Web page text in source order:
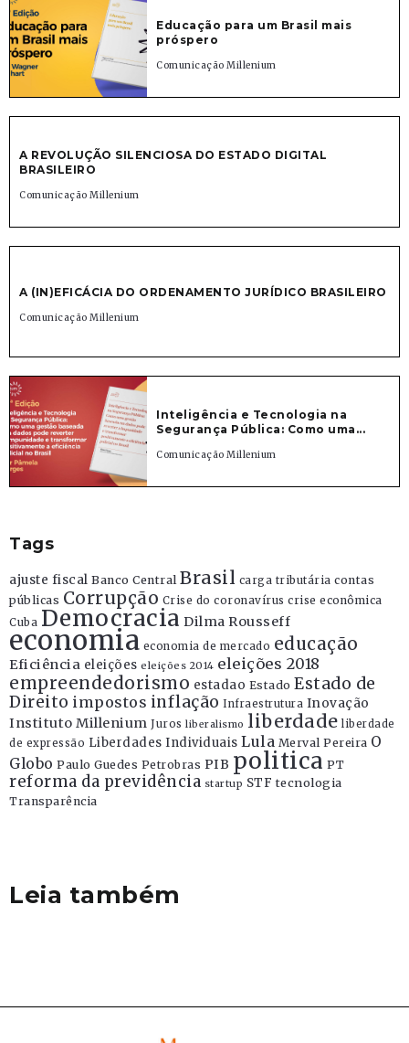
Educação para um Brasil mais
próspero
Comunicação Millenium
A REVOLUÇÃO SILENCIOSA DO ESTADO DIGITAL
BRASILEIRO
Comunicação Millenium
A (IN)EFICÁCIA DO ORDENAMENTO JURÍDICO BRASILEIRO
Comunicação Millenium
Inteligência e Tecnologia na
Segurança Pública: Como uma...
Comunicação Millenium
Tags
ajuste fiscal Banco Central Brasil carga tributária contas
públicas Corrupção Crise do coronavírus crise econômica
Cuba Democracia Dilma Rousseff
economia economia de mercado educação
Eficiência eleições eleições 2014 eleições 2018
empreendedorismo estadao Estado Estado de
Direito impostos inflação Infraestrutura Inovação
Instituto Millenium Juros liberalismo liberdade liberdade
de expressão Liberdades Individuais Lula Merval Pereira O
Globo Paulo Guedes Petrobras PIB politica PT
reforma da previdência startup STF tecnologia
Transparência
Leia também